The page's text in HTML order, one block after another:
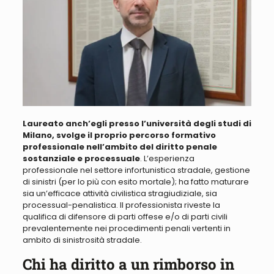
Laureato anch’egli presso l’università degli studi di
Milano, svolge il proprio percorso formativo
professionale nell’ambito del diritto penale
sostanziale e processuale. L’esperienza
professionale nel settore infortunistica stradale, gestione
di sinistri (per lo più con esito mortale); ha fatto maturare
sia un’efficace attività civilistica stragiudiziale, sia
processual-penalistica. Il professionista riveste la
qualifica di difensore di parti offese e/o di parti civili
prevalentemente nei procedimenti penali vertenti in
ambito di sinistrosità stradale.
Chi ha diritto a un rimborso in